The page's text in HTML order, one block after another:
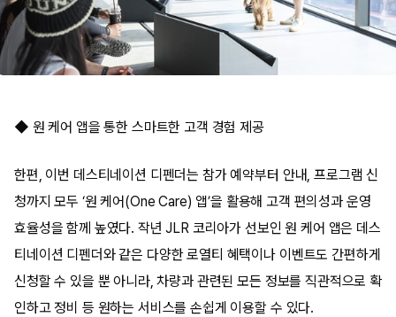
◆ 원 케어 앱을 통한 스마트한 고객 경험 제공
한편, 이번 데스티네이션 디펜더는 참가 예약부터 안내, 프로그램 신
청까지 모두 ‘원 케어(One Care) 앱’을 활용해 고객 편의성과 운영
효율성을 함께 높였다. 작년 JLR 코리아가 선보인 원 케어 앱은 데스
티네이션 디펜더와 같은 다양한 로열티 혜택이나 이벤트도 간편하게
신청할 수 있을 뿐 아니라, 차량과 관련된 모든 정보를 직관적으로 확
인하고 정비 등 원하는 서비스를 손쉽게 이용할 수 있다.